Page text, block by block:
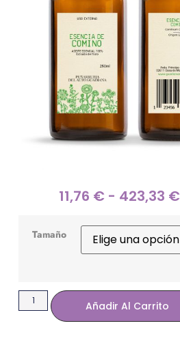
11,76 € - 423,33 €
Tamaño
Añadir Al Carrito